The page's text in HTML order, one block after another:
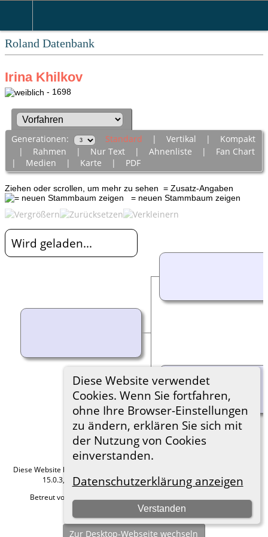
Roland Datenbank
Diese Website verwendet
Cookies. Wenn Sie fortfahren,
ohne Ihre Browser-Einstellungen
zu ändern, erklären Sie sich mit
der Nutzung von Cookies
einverstanden.
Datenschutzerklärung anzeigen
Verstanden
Irina Khilkov
- 1698
Generationen: Standard | Vertikal | Kompakt
| Rahmen | Nur Text| Ahnenliste | Fan Chart
| Medien | Karte | PDF
Ziehen oder scrollen, um mehr zu sehen = Zusatz-Angaben
= neuen Stammbaum zeigen
Wird geladen...
Diese Website läuft mit
15.0.3, programmiert von Darrin Lythgoe © 2001-2026.
Betreut von
Hier geht es zum Impressum
Zur Desktop-Webseite wechseln